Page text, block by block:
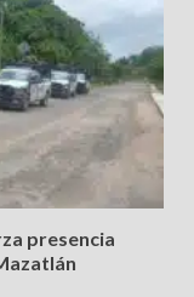
presencia